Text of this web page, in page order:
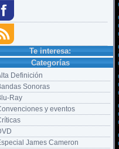
Te interesa:
Categorías
Definición
Sonoras
Ray
y eventos
James Cameron